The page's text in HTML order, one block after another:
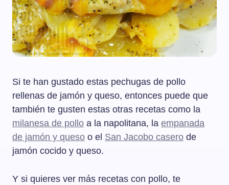
Si te han gustado estas pechugas de pollo
rellenas de jamón y queso, entonces puede que
también te gusten estas otras recetas como la
milanesa de pollo a la napolitana, la empanada
de jamón y queso o el San Jacobo casero de
jamón cocido y queso.
Y si quieres ver más recetas con pollo, te